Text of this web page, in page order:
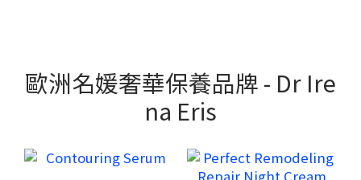
歐洲名媛奢華保養品牌 - Dr Ire
na Eris